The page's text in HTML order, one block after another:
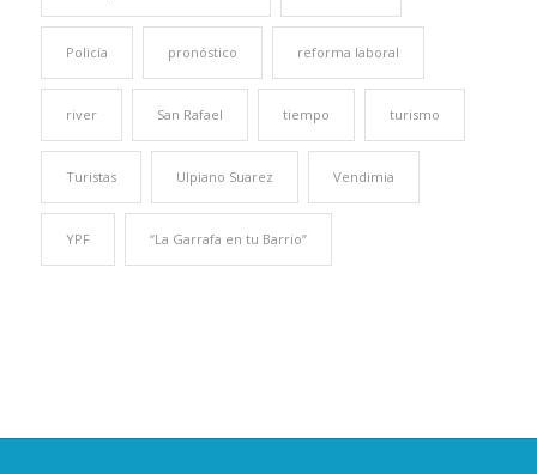
Policía pronóstico reforma laboral
river San Rafael tiempo turismo
Turistas Ulpiano Suarez Vendimia
YPF “La Garrafa en tu Barrio”